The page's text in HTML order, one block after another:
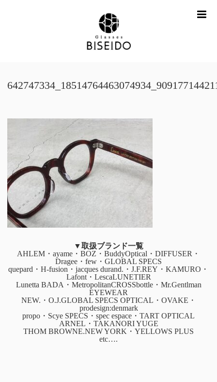
▼取扱ブランド一覧
AHLEM・ayame・BOZ・BuddyOptical・DIFFUSER・
Dragee・few・GLOBAL SPECS
quepard・H-fusion・jacques durand.・J.F.REY・KAMURO・
Lafont・LescaLUNETIER
Lunetta BADA・MetropolitanCROSSbottle・Mr.Gentlman
EYEWEAR
NEW.・O.J.GLOBAL SPECS OPTICAL・OVAKE・
prodesign:denmark
propo・Scye SPECS・spec espace・TART OPTICAL
ARNEL・TAKANORI YUGE
THOM BROWNE.NEW YORK・YELLOWS PLUS
etc….